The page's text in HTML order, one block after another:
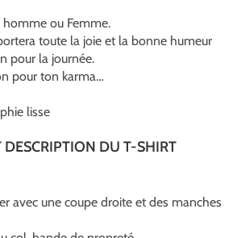
ou Femme.
toute la joie et la bonne humeur
pour la journée.
pour ton karma…
lisse
DU T-SHIRT
avec une coupe droite et des manches